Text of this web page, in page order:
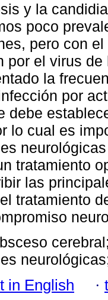
y la
poco
pero con
por el virus
la
por
debe
lo cual es
tratamiento
las
tratamiento
in English ·